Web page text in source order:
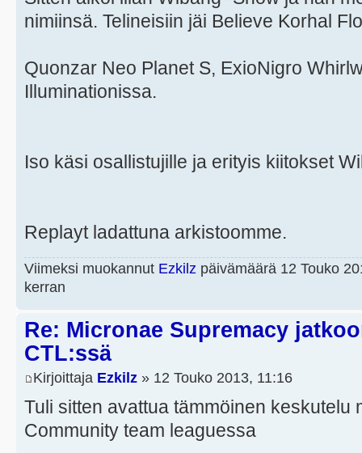
nimiinsä. Telineisiin jäi Believe Korhal
Quonzar Neo Planet S, ExioNigro
Illuminationissa.
Iso käsi osallistujille ja erityis kiitokset
Replayt ladattuna arkistoomme.
Viimeksi muokannut Ezkilz päivämäärä 12 Touko
kerran
Re: Micronae Supremacy
CTL:ssä
Kirjoittaja Ezkilz » 12 Touko 2013, 11:16
Tuli sitten avattua tämmöinen keskutelu
Community team leaguessa